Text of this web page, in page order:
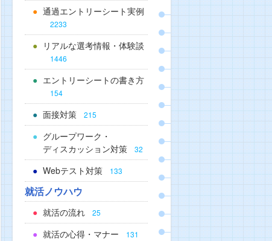
通過エントリーシート実例
2233
リアルな選考情報・体験談
1446
エントリーシートの書き方
154
面接対策 215
グループワーク・
ディスカッション対策
32
Webテスト対策 133
就活ノウハウ
就活の流れ 25
就活の心得・マナー 131